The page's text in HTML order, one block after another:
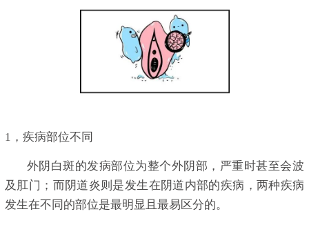
1，疾病部位不同
外阴白斑的发病部位为整个外阴部，严重时甚至会波
及肛门；而阴道炎则是发生在阴道内部的疾病，两种疾病
发生在不同的部位是最明显且最易区分的。